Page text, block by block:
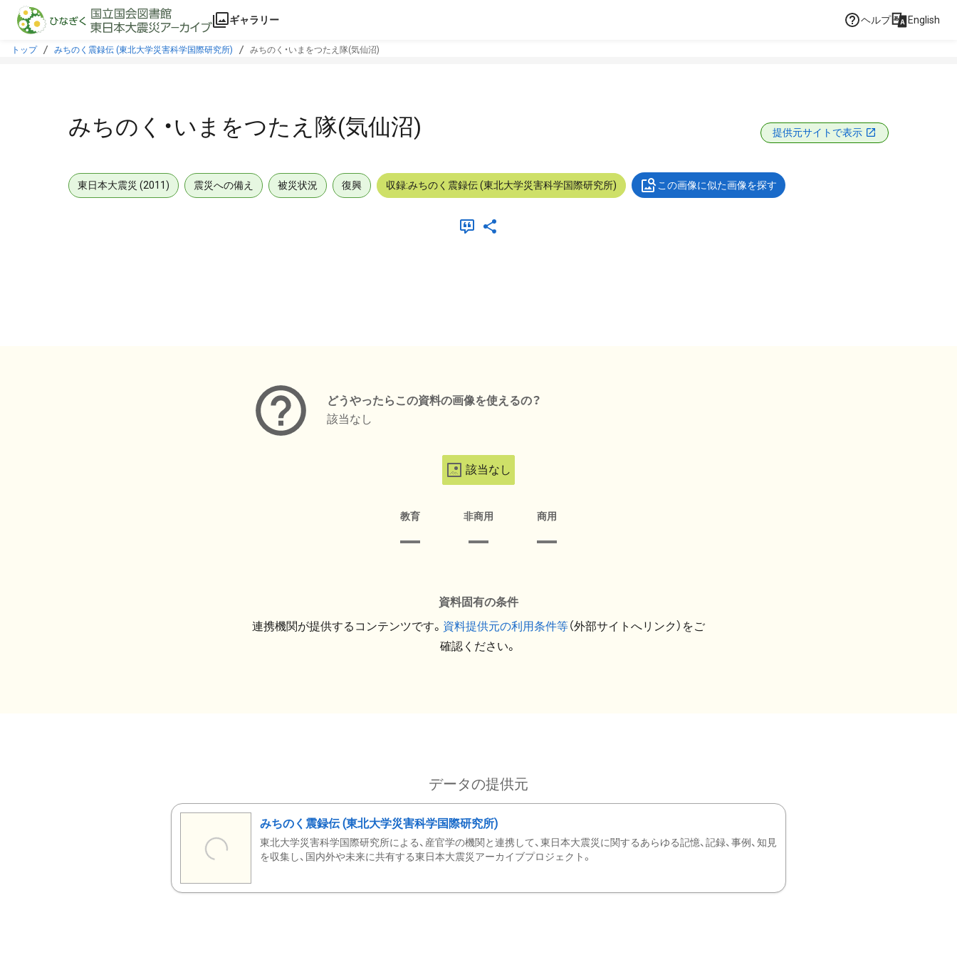
本文に飛ぶ
ギャラリー ヘルプ English
トップ みちのく震録伝 (東北大学災害科学国際研究所) みちのく・いまをつたえ隊(気仙沼)
みちのく・いまをつたえ隊(気仙沼) 提供元サイトで表示
東日本大震災 (2011) 震災への備え 被災状況 復興 収録:みちのく震録伝 (東北大学災害科学国際研究所) この画像に似た画像を探す
どうやったらこの資料の画像を使えるの？
該当なし
該当なし
教育 非商用 商用
資料固有の条件
連携機関が提供するコンテンツです。 資料提供元の利用条件等（外部サイトへリンク）をご
確認ください。
データの提供元
みちのく震録伝 (東北大学災害科学国際研究所)
東北大学災害科学国際研究所による、産官学の機関と連携して、東日本大震災に関するあらゆる記憶、記録、事例、知見
を収集し、国内外や未来に共有する東日本大震災アーカイブプロジェクト。